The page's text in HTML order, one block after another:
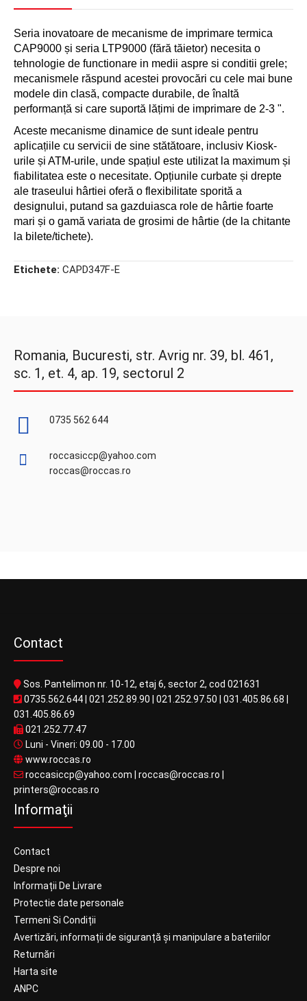
Seria inovatoare de mecanisme de imprimare termica
CAP9000 și seria LTP9000 (fără tăietor) necesita o
tehnologie de functionare in medii aspre si conditii grele;
mecanismele răspund acestei provocări cu cele mai bune
modele din clasă, compacte durabile, de înaltă
performanță si care suportă lățimi de imprimare de 2-3 ".
Aceste mecanisme dinamice de sunt ideale pentru
aplicațiile cu servicii de sine stătătoare, inclusiv Kiosk-
urile și ATM-urile, unde spațiul este utilizat la maximum și
fiabilitatea este o necesitate. Opțiunile curbate și drepte
ale traseului hârtiei oferă o flexibilitate sporită a
designului, putand sa gazduiasca role de hârtie foarte
mari și o gamă variata de grosimi de hârtie (de la chitante
la bilete/tichete).
Etichete: CAPD347F-E
Romania, Bucuresti, str. Avrig nr. 39, bl. 461,
sc. 1, et. 4, ap. 19, sectorul 2
0735 562 644
roccasiccp@yahoo.com
roccas@roccas.ro
Contact
Sos. Pantelimon nr. 10-12, etaj 6, sector 2, cod 021631
0735.562.644 021.252.89.90 021.252.97.50 031.405.86.68
031.405.86.69
021.252.77.47
Luni - Vineri: 09.00 - 17.00
www.roccas.ro
roccasiccp@yahoo.com
roccas@roccas.ro
printers@roccas.ro
Informaţii
Contact
Despre noi
Informații De Livrare
Protectie date personale
Termeni Si Condiții
Avertizări, informații de siguranță și manipulare a bateriilor
Returnări
Harta site
ANPC